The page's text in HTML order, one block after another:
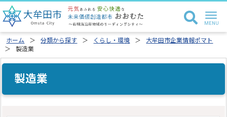
ホーム 分類から探す くらし・環境
大牟田市企業情報ポマト
製造業
製造業